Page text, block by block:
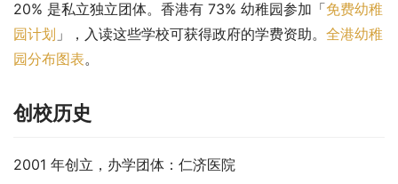
20% 是私立独立团体。香港有 73% 幼稚园参加「免费幼稚
园计划 」，入读这些学校可获得政府的学费资助。 全港幼稚
园分布图表。
创校历史
2001 年创立，办学团体：仁济医院